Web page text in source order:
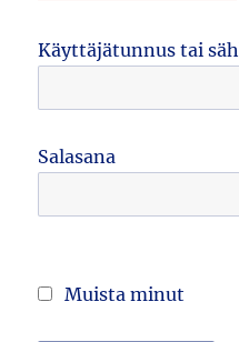
Käyttäjätunnus tai
Salasana
Muista minut